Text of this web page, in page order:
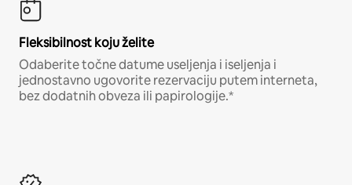
Fleksibilnost koju želite
Odaberite točne datume useljenja i iseljenja i
jednostavno ugovorite rezervaciju putem interneta,
bez dodatnih obveza ili papirologije.*